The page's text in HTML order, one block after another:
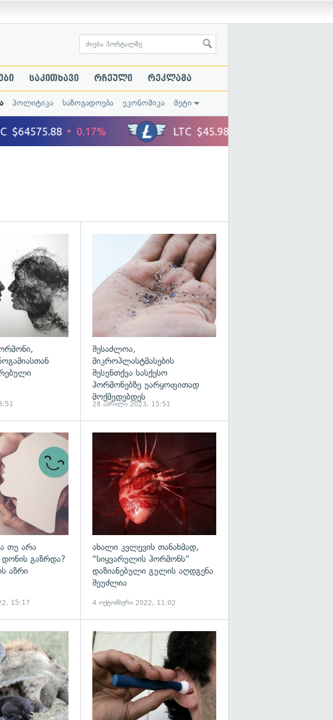
საკითხავი რჩეული რეკლამა
პოლიტიკა საზოგადოება ეკონომიკა მეტი
შესაძლოა,
მიკროპლასტმასების
შესუნთქვა სასქესო
ჰორმონებზე უარყოფითად
მოქმედებდეს
28 აპრილი 2023, 15:51
თუ არა
გაზრდა?
აზრი
15:17
ახალი კვლევის თანახმად,
"სიყვარულის ჰორმონს"
დაზიანებული გულის აღდგენა
შეუძლია
4 ოქტომბერი 2022, 11:02
გადახედვა